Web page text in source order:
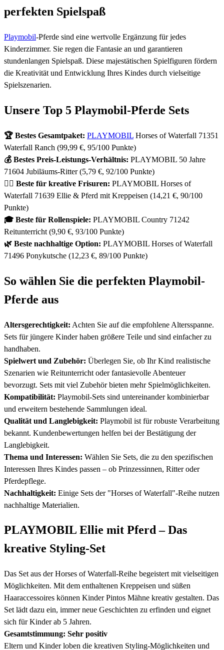
perfekten Spielspaß
Playmobil-Pferde sind eine wertvolle Ergänzung für jedes
Kinderzimmer. Sie regen die Fantasie an und garantieren
stundenlangen Spielspaß. Diese majestätischen Spielfiguren fördern
die Kreativität und Entwicklung Ihres Kindes durch vielseitige
Spielszenarien.
Unsere Top 5 Playmobil-Pferde Sets
🏆 Bestes Gesamtpaket: PLAYMOBIL Horses of Waterfall 71351
Waterfall Ranch (99,99 €, 95/100 Punkte)
💰 Bestes Preis-Leistungs-Verhältnis: PLAYMOBIL 50 Jahre
71604 Jubiläums-Ritter (5,79 €, 92/100 Punkte)
💇‍♀️ Beste für kreative Frisuren: PLAYMOBIL Horses of
Waterfall 71639 Ellie & Pferd mit Kreppeisen (14,21 €, 90/100
Punkte)
🎓 Beste für Rollenspiele: PLAYMOBIL Country 71242
Reitunterricht (9,90 €, 93/100 Punkte)
🌿 Beste nachhaltige Option: PLAYMOBIL Horses of Waterfall
71496 Ponykutsche (12,23 €, 89/100 Punkte)
So wählen Sie die perfekten Playmobil-
Pferde aus
Altersgerechtigkeit: Achten Sie auf die empfohlene Altersspanne.
Sets für jüngere Kinder haben größere Teile und sind einfacher zu
handhaben.
Spielwert und Zubehör: Überlegen Sie, ob Ihr Kind realistische
Szenarien wie Reitunterricht oder fantasievolle Abenteuer
bevorzugt. Sets mit viel Zubehör bieten mehr Spielmöglichkeiten.
Kompatibilität: Playmobil-Sets sind untereinander kombinierbar
und erweitern bestehende Sammlungen ideal.
Qualität und Langlebigkeit: Playmobil ist für robuste Verarbeitung
bekannt. Kundenbewertungen helfen bei der Bestätigung der
Langlebigkeit.
Thema und Interessen: Wählen Sie Sets, die zu den spezifischen
Interessen Ihres Kindes passen – ob Prinzessinnen, Ritter oder
Pferdepflege.
Nachhaltigkeit: Einige Sets der "Horses of Waterfall"-Reihe nutzen
nachhaltige Materialien.
PLAYMOBIL Ellie mit Pferd – Das
kreative Styling-Set
Das Set aus der Horses of Waterfall-Reihe begeistert mit vielseitigen
Möglichkeiten. Mit dem enthaltenen Kreppeisen und süßen
Haaraccessoires können Kinder Pintos Mähne kreativ gestalten. Das
Set lädt dazu ein, immer neue Geschichten zu erfinden und eignet
sich für Kinder ab 5 Jahren.
Gesamtstimmung: Sehr positiv
Eltern und Kinder loben die kreativen Styling-Möglichkeiten und